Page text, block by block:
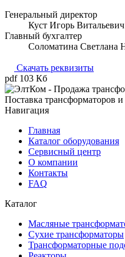
Генеральный директор
Куст Игорь Витальевич
Главный бухгалтер
Соломатина Светлана
Скачать реквизиты
pdf 103 Кб
Поставка трансформаторов
Навигация
Главная
Каталог оборудования
Сервисный центр
О компании
Контакты
FAQ
Каталог
Масляные
Сухие трансформаторы
Трансформаторные